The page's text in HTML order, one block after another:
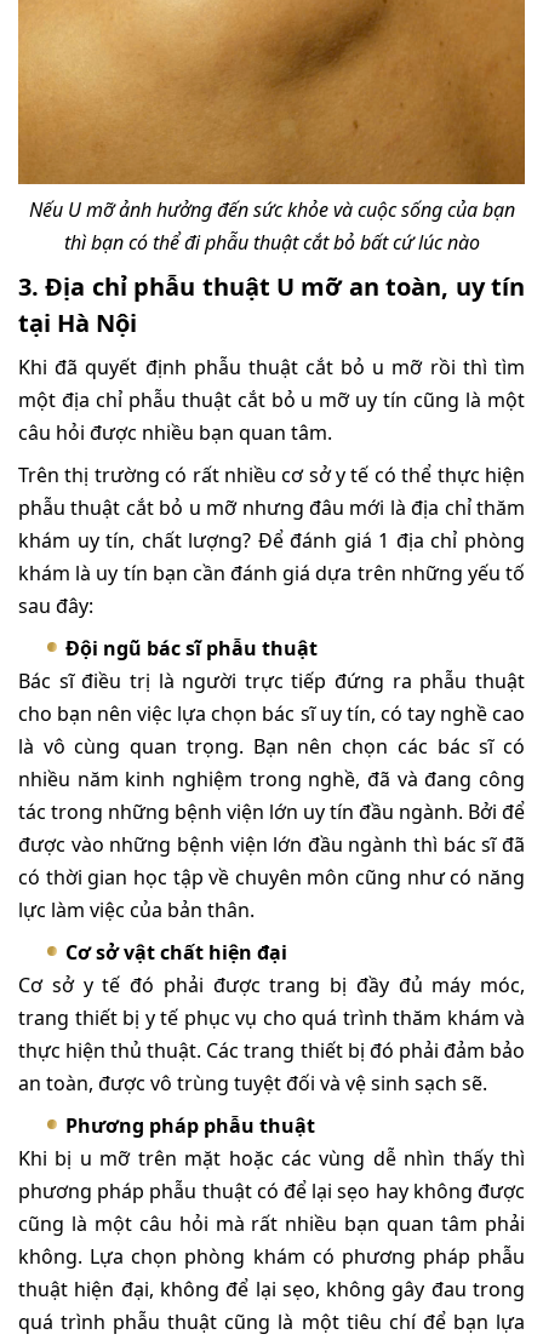
Nếu U mỡ ảnh hưởng đến sức khỏe và cuộc sống của bạn
thì bạn có thể đi phẫu thuật cắt bỏ bất cứ lúc nào
3. Địa chỉ phẫu thuật U mỡ an toàn, uy tín
tại Hà Nội
Khi đã quyết định phẫu thuật cắt bỏ u mỡ rồi thì tìm
một địa chỉ phẫu thuật cắt bỏ u mỡ uy tín cũng là một
câu hỏi được nhiều bạn quan tâm.
Trên thị trường có rất nhiều cơ sở y tế có thể thực hiện
phẫu thuật cắt bỏ u mỡ nhưng đâu mới là địa chỉ thăm
khám uy tín, chất lượng? Để đánh giá 1 địa chỉ phòng
khám là uy tín bạn cần đánh giá dựa trên những yếu tố
sau đây:
Đội ngũ bác sĩ phẫu thuật
Bác sĩ điều trị là người trực tiếp đứng ra phẫu thuật
cho bạn nên việc lựa chọn bác sĩ uy tín, có tay nghề cao
là vô cùng quan trọng. Bạn nên chọn các bác sĩ có
nhiều năm kinh nghiệm trong nghề, đã và đang công
tác trong những bệnh viện lớn uy tín đầu ngành. Bởi để
được vào những bệnh viện lớn đầu ngành thì bác sĩ đã
có thời gian học tập về chuyên môn cũng như có năng
lực làm việc của bản thân.
Cơ sở vật chất hiện đại
Cơ sở y tế đó phải được trang bị đầy đủ máy móc,
trang thiết bị y tế phục vụ cho quá trình thăm khám và
thực hiện thủ thuật. Các trang thiết bị đó phải đảm bảo
an toàn, được vô trùng tuyệt đối và vệ sinh sạch sẽ.
Phương pháp phẫu thuật
Khi bị u mỡ trên mặt hoặc các vùng dễ nhìn thấy thì
phương pháp phẫu thuật có để lại sẹo hay không được
cũng là một câu hỏi mà rất nhiều bạn quan tâm phải
không. Lựa chọn phòng khám có phương pháp phẫu
thuật hiện đại, không để lại sẹo, không gây đau trong
quá trình phẫu thuật cũng là một tiêu chí để bạn lựa